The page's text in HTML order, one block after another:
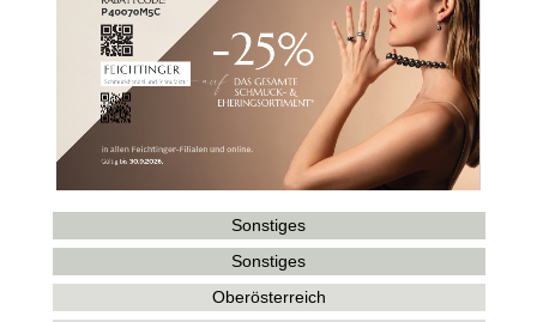
Sonstiges
Sonstiges
Oberösterreich